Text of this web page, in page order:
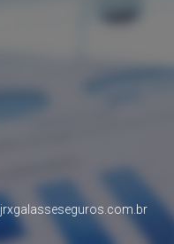
jrxgalasseseguros.com.br